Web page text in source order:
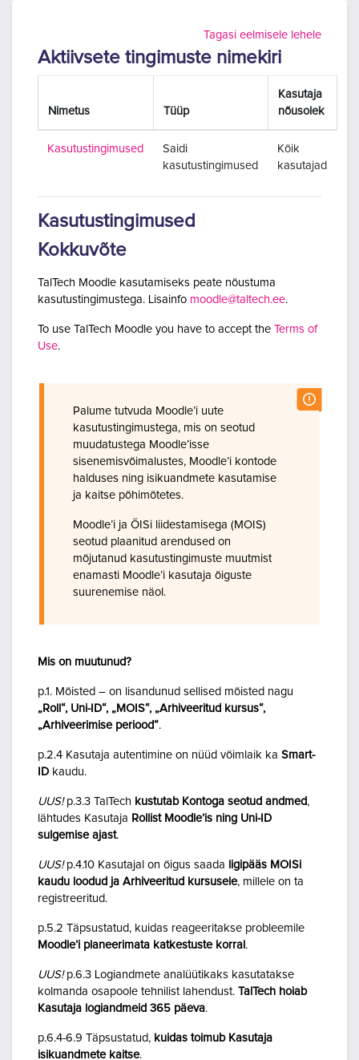
Tagasi eelmisele lehele
Aktiivsete tingimuste nimekiri
Nimetus Tüüp
Kasutaja
nõusolek
Kasutustingimused
Saidi
kasutustingimused
Kõik
kasutajad
Kasutustingimused
Kokkuvõte
TalTech Moodle kasutamiseks peate nõustuma
kasutustingimustega. Lisainfo moodle@taltech.ee.
To use TalTech Moodle you have to accept the Terms of
Use.
Palume tutvuda Moodle’i uute
kasutustingimustega, mis on seotud
muudatustega Moodle’isse
sisenemisvõimalustes, Moodle’i kontode
halduses ning isikuandmete kasutamise
ja kaitse põhimõtetes.
Moodle’i ja ÕISi liidestamisega (MOIS)
seotud plaanitud arendused on
mõjutanud kasutustingimuste muutmist
enamasti Moodle’i kasutaja õiguste
suurenemise näol.
Mis on muutunud?
p.1. Mõisted – on lisandunud sellised mõisted nagu
„Roll“, Uni-ID“, „MOIS“, „Arhiveeritud kursus“,
„Arhiveerimise periood“.
p.2.4 Kasutaja autentimine on nüüd võimlaik ka Smart-
ID kaudu.
UUS!p.3.3 TalTech kustutab Kontoga seotud andmed,
lähtudes Kasutaja Rollist Moodle’is ning Uni-ID
sulgemise ajast.
UUS!p.4.10 Kasutajal on õigus saada ligipääs MOISi
kaudu loodud ja Arhiveeritud kursusele, millele on ta
registreeritud.
p.5.2 Täpsustatud, kuidas reageeritakse probleemile
Moodle’i planeerimata katkestuste korral .
UUS!p.6.3 Logiandmete analüütikaks kasutatakse
kolmanda osapoole tehnilist lahendust. TalTech hoiab
Kasutaja logiandmeid 365 päeva.
p.6.4-6.9 Täpsustatud, kuidas toimub Kasutaja
isikuandmete kaitse.